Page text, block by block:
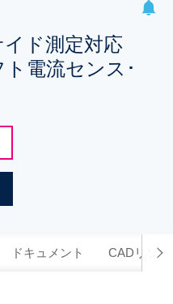
searches.
ド測定対応
電流センス･
ドキュメント CADリソー